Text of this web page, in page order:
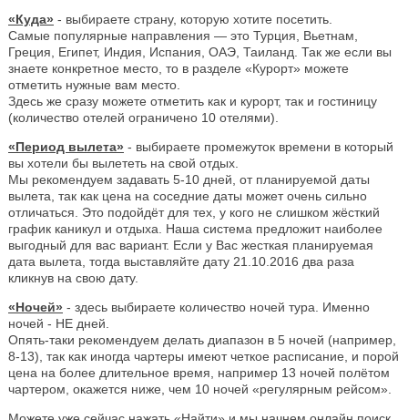
«Куда» - выбираете страну, которую хотите посетить.
Самые популярные направления — это Турция, Вьетнам,
Греция, Египет, Индия, Испания, ОАЭ, Таиланд. Так же если вы
знаете конкретное место, то в разделе «Курорт» можете
отметить нужные вам место.
Здесь же сразу можете отметить как и курорт, так и гостиницу
(количество отелей ограничено 10 отелями).
«Период вылета» - выбираете промежуток времени в который
вы хотели бы вылететь на свой отдых.
Мы рекомендуем задавать 5-10 дней, от планируемой даты
вылета, так как цена на соседние даты может очень сильно
отличаться. Это подойдёт для тех, у кого не слишком жёсткий
график каникул и отдыха. Наша система предложит наиболее
выгодный для вас вариант. Если у Вас жесткая планируемая
дата вылета, тогда выставляйте дату 21.10.2016 два раза
кликнув на свою дату.
«Ночей» - здесь выбираете количество ночей тура. Именно
ночей - НЕ дней.
Опять-таки рекомендуем делать диапазон в 5 ночей (например,
8-13), так как иногда чартеры имеют четкое расписание, и порой
цена на более длительное время, например 13 ночей полётом
чартером, окажется ниже, чем 10 ночей «регулярным рейсом».